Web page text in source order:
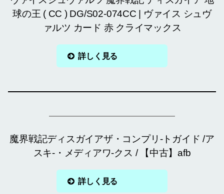
球の王 ( CC ) DG/S02-074CC | ヴァイス シュヴ
ァルツ カード 赤 クライマックス
詳しく見る
魔界戦記ディスガイアザ・コンプリ-トガイド /ア
スキ-・メディアワ-クス / 【中古】afb
詳しく見る